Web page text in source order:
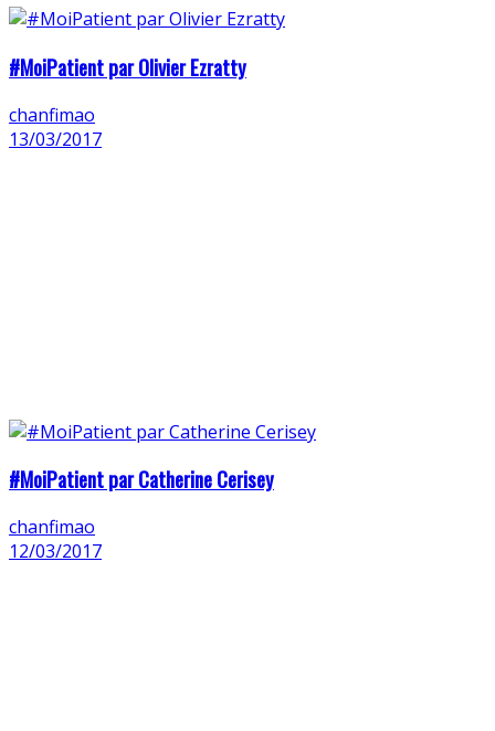
#MoiPatient par Olivier Ezratty
chanfimao
13/03/2017
#MoiPatient par Catherine Cerisey
chanfimao
12/03/2017